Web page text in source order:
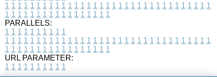
1 1 1 1 1 1 1 1 1 1 1 1 1 1 1 1 1 1 1 1 1 1 1 1 1 1 1 1 1 1 1 1 1
1 1 1 1 1 1 1 1 1 1 1 1 1 1 1 1 1
PARALLELS:
1 1 1 1 1 1 1 1 1 1
1 1 1 1 1 1 1 1 1 1 1 1 1 1 1 1 1 1 1 1 1 1 1 1 1 1 1 1 1 1 1 1 1
1 1 1 1 1 1 1 1 1 1 1 1 1 1 1 1 1
URL PARAMETER:
1 1 1 1 1 1 1 1 1 1